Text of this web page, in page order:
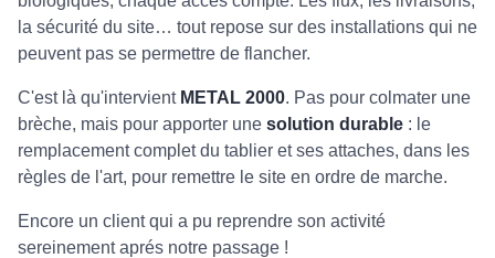
la sécurité du site… tout repose sur des installations qui ne
peuvent pas se permettre de flancher.
C'est là qu'intervient METAL 2000. Pas pour colmater une
brèche, mais pour apporter une solution durable : le
remplacement complet du tablier et ses attaches, dans les
règles de l'art, pour remettre le site en ordre de marche.
Encore un client qui a pu reprendre son activité
sereinement aprés notre passage !